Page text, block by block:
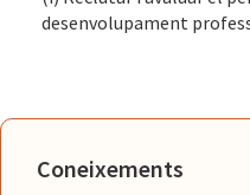
desenvolupament
Coneixements